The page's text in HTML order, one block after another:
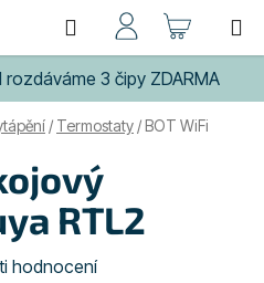
3 čipy ZDARMA
Hledat
KOŠÍK
/ Termostaty /BOT WiFi
RTL2
hodnocení